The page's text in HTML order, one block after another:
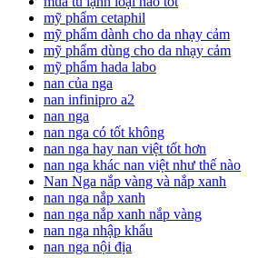
mỹ phẩm cetaphil
mỹ phẩm dành cho da nhạy cảm
mỹ phẩm dùng cho da nhạy cảm
mỹ phẩm hada labo
nan của nga
nan infinipro a2
nan nga
nan nga có tốt không
nan nga hay nan việt tốt hơn
nan nga khác nan việt như thế nào
Nan Nga nắp vàng và nắp xanh
nan nga nắp xanh
nan nga nắp xanh nắp vàng
nan nga nhập khẩu
nan nga nội địa